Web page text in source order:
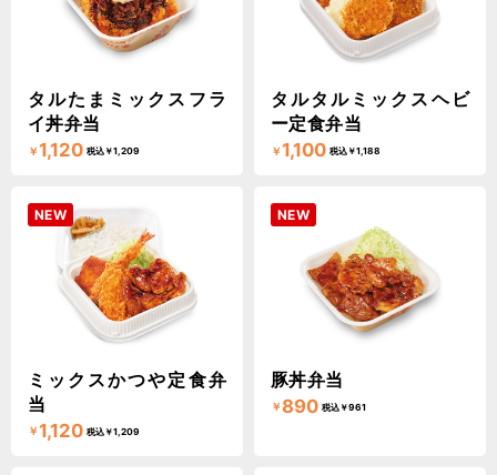
タルたまミックスフラ
イ丼弁当
￥1,120 税込￥1,209
タルタルミックスヘビ
ー定食弁当
￥1,100 税込￥1,188
NEW
ミックスかつや定食弁
当
￥1,120 税込￥1,209
NEW
豚丼弁当
￥890 税込￥961